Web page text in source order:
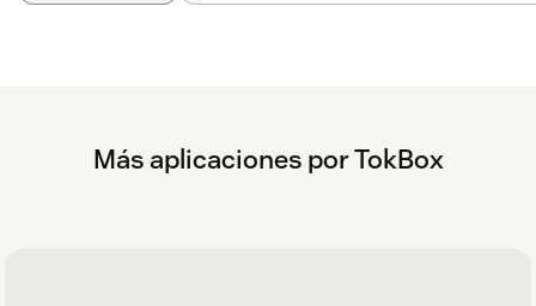
Más aplicaciones por TokBox